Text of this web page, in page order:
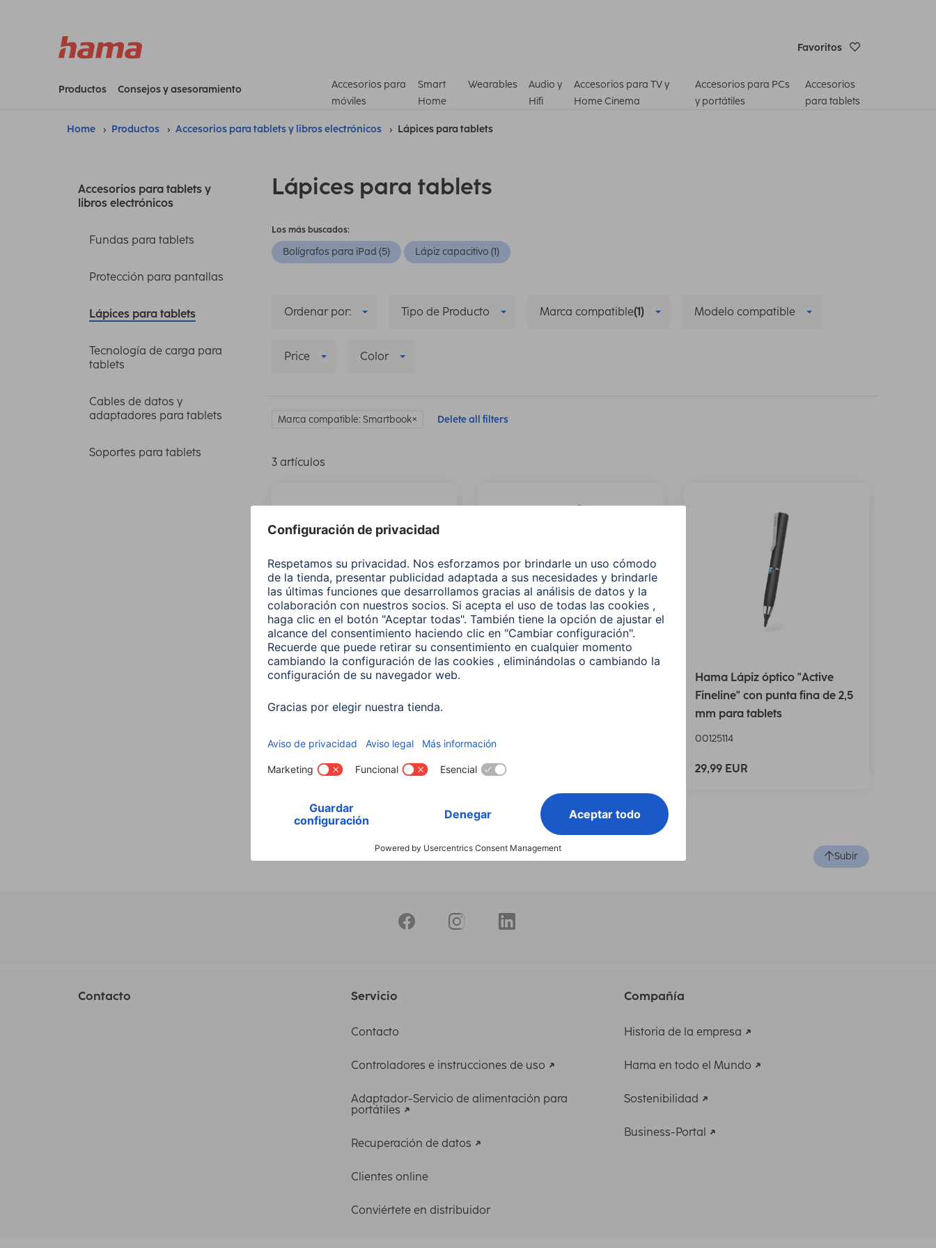
Favoritos
Productos Consejos y asesoramiento
Accesorios para
móviles
Smart
Home
Wearables
Audio y
Hifi
Accesorios para TV y
Home Cinema
Accesorios para PCs
y portátiles
Accesorios
para tablets
Home Productos Accesorios para tablets y libros electrónicos Lápices para tablets
Accesorios para tablets y
libros electrónicos
Fundas para tablets
Protección para pantallas
Lápices para tablets
Tecnología de carga para
tablets
Cables de datos y
adaptadores para tablets
Soportes para tablets
Lápices para tablets
Los más buscados:
Bolígrafos para iPad (5) Lápiz capacitivo (1)
Ordenar por: Tipo de Producto Marca compatible(1) Modelo compatible
Price Color
Marca compatible: Smartbook Delete all filters
3 artículos
Hama Puntero táctil "Easy"
smartphones, negro
00125106
4,99 EUR
00125113
49,99 EUR
Hama Lápiz óptico "Active
Fineline" con punta fina de 2,5
mm para tablets
00125114
29,99 EUR
Subir
Contacto Servicio
Contacto
Controladores e instrucciones de uso
Adaptador-Servicio de alimentación para
portátiles
Recuperación de datos
Clientes online
Conviértete en distribuidor
Compañía
Historia de la empresa
Hama en todo el Mundo
Sostenibilidad
Business-Portal